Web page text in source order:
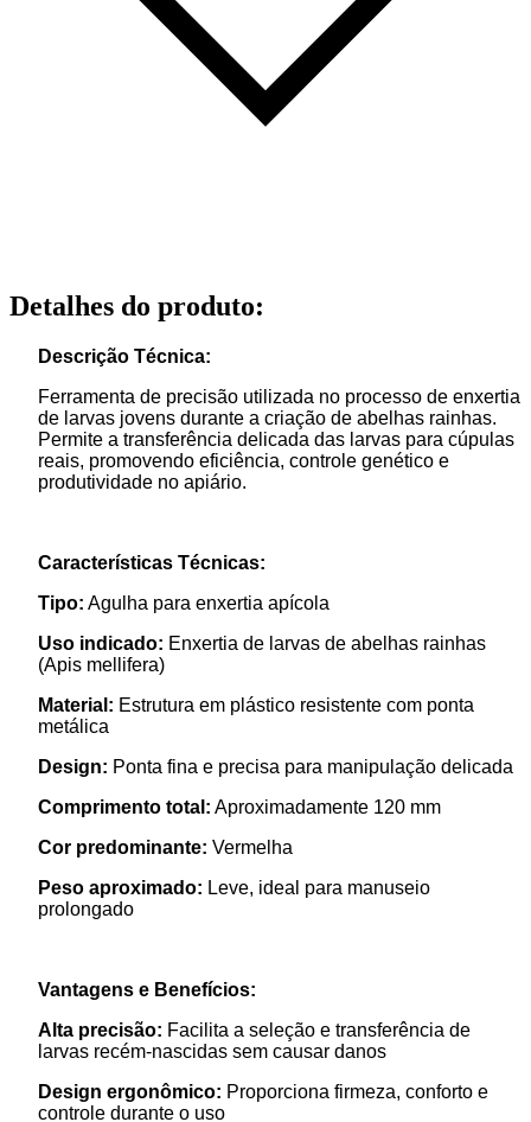
Detalhes do produto:
Descrição Técnica:
Ferramenta de precisão utilizada no processo de enxertia
de larvas jovens durante a criação de abelhas rainhas.
Permite a transferência delicada das larvas para cúpulas
reais, promovendo eficiência, controle genético e
produtividade no apiário.
Características Técnicas:
Tipo: Agulha para enxertia apícola
Uso indicado: Enxertia de larvas de abelhas rainhas
(Apis mellifera)
Material: Estrutura em plástico resistente com ponta
metálica
Design: Ponta fina e precisa para manipulação delicada
Comprimento total: Aproximadamente 120 mm
Cor predominante: Vermelha
Peso aproximado: Leve, ideal para manuseio
prolongado
Vantagens e Benefícios:
Alta precisão: Facilita a seleção e transferência de
larvas recém-nascidas sem causar danos
Design ergonômico: Proporciona firmeza, conforto e
controle durante o uso